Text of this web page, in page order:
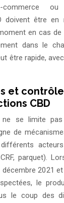
commerce
doivent être en
en cas de
dans le
être rapide,
et
CBD
se limite
de
parquet).
décembre 2021
le
le coup des